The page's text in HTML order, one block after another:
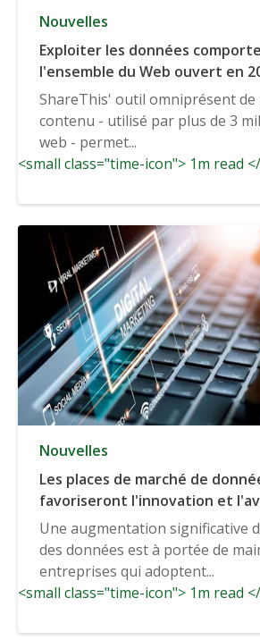
Nouvelles
Exploiter les données
l'ensemble du Web ouvert en
ShareThis' outil omniprésent de
contenu - utilisé par plus de 3
web - permet...
<small class="time-icon"> 1m read
Nouvelles
Les places de marché de
favoriseront l'innovation et
concurrentiel des premiers
(VentureBeat)
Une augmentation significative
des données est à portée de
entreprises qui adoptent...
<small class="time-icon"> 1m read